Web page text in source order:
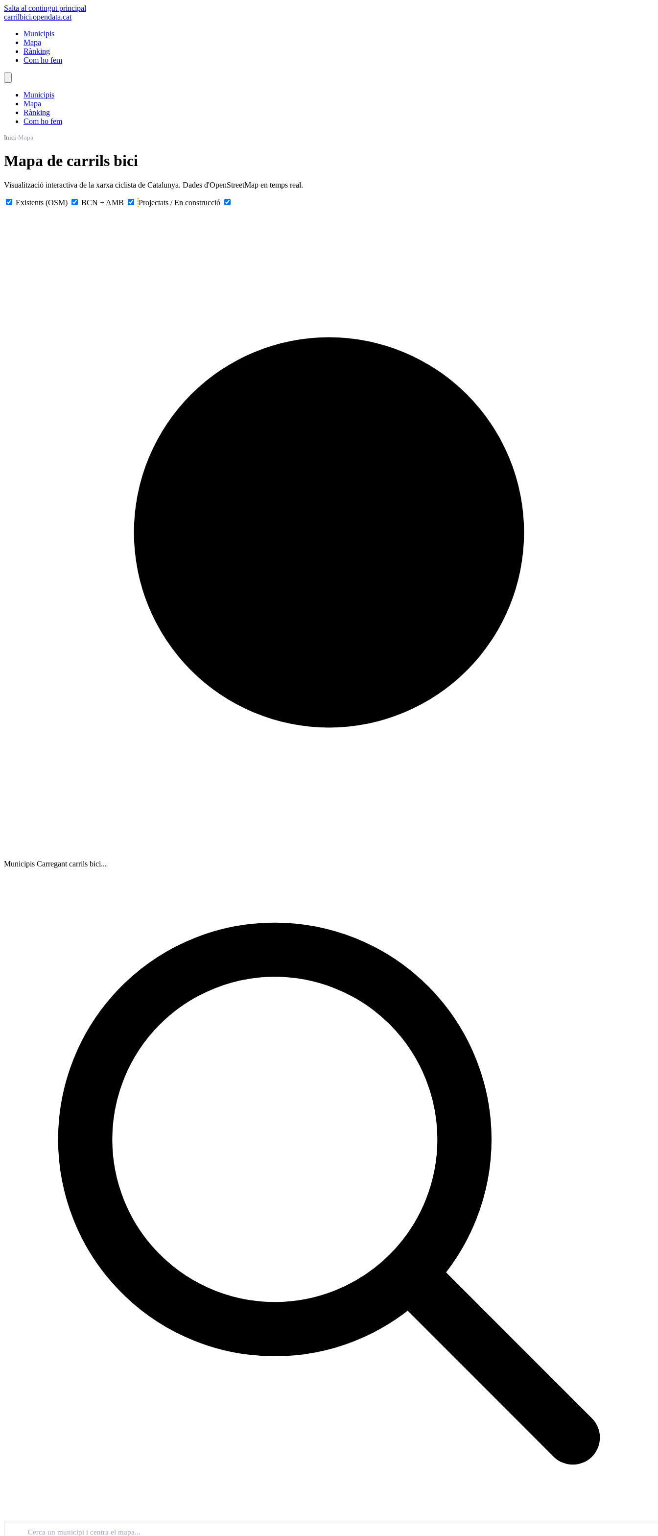
Salta al contingut principal
carrilbici.opendata.cat
Municipis
Mapa
Rànking
Com ho fem
Municipis
Mapa
Rànking
Com ho fem
Inici›Mapa
Mapa de carrils bici
Visualització interactiva de la xarxa ciclista de Catalunya. Dades d'OpenStreetMap en temps real.
Existents (OSM) BCN + AMB Projectats / En construcció
Municipis Carregant carrils bici...